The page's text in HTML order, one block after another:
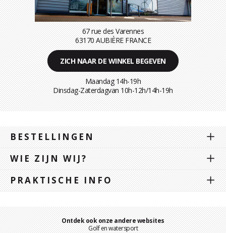
67 rue des Varennes
63170 AUBIÈRE FRANCE
ZICH NAAR DE WINKEL BEGEVEN
Maandag 14h-19h
Dinsdag-Zaterdagvan 10h-12h/14h-19h
BESTELLINGEN
WIE ZIJN WIJ?
PRAKTISCHE INFO
Ontdek ook onze andere websites
Golf en watersport